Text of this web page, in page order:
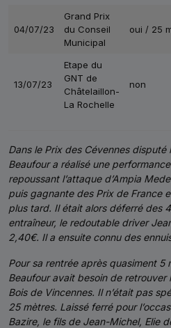
04/07/23
Grand Prix
du Conseil
Municipal
oui / 25
13/07/23
Etape du
GNT de
Châtelaillon-
La Rochelle
non
Dans le Prix des Cévennes
Beaufour a réalisé une
repoussant l’attaque d’Ampia
puis gagnante des Prix de France
plus tard. Il était alors déferré des
entraîneur, le redoutable driver
2,40€. Il a ensuite connu des
Pour sa rentrée après quasiment 5
Beaufour avait besoin de
Bois de Vincennes. Il n’était pas
25 mètres. Laissé ferré pour
Bazire, le fils de Jean-Michel, Elie